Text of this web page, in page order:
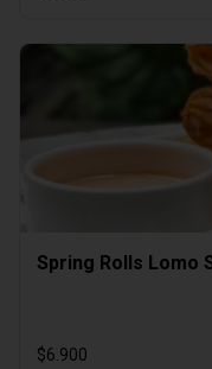
Spring Rolls Lomo
$6.900